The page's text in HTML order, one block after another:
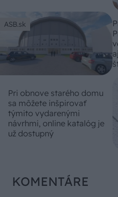
ASB.sk
Pri obnove starého domu
sa môžete inšpirovať
týmito vydarenými
návrhmi, online katalóg je
už dostupný
KOMENTÁRE